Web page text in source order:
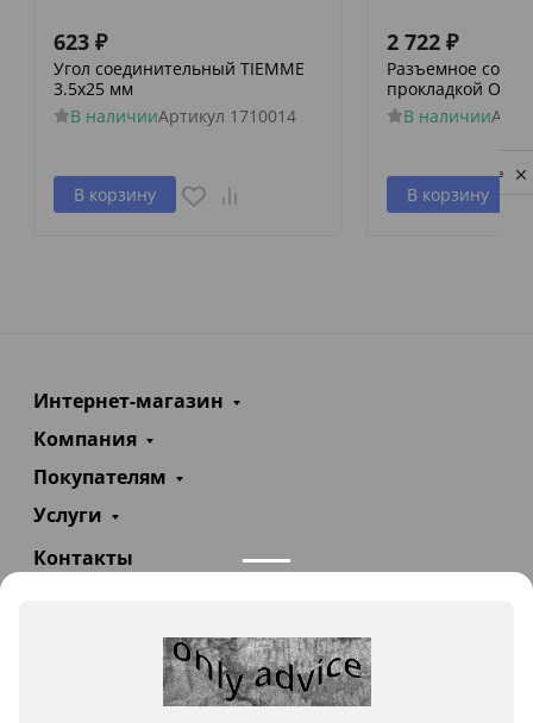
623 ₽
Угол соединительный TIEMME
3.5х25 мм
В наличииАртикул 1710014
В корзину
2 722 ₽
Разъемное
прокладкой O-
В наличии
В корзину
Интернет-магазин
Компания
Покупателям
Услуги
Контакты
info@teploexpert.com
Пн—Сб 09:00 – 18:00
Privacy notice